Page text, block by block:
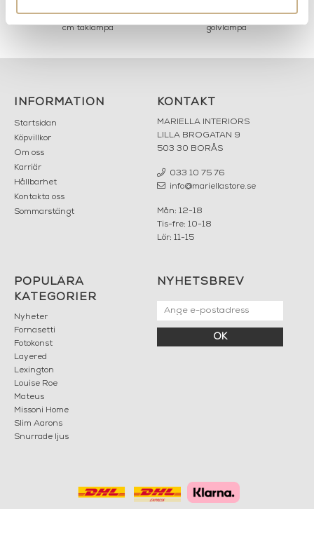
cm taklampa
golvlampa
INFORMATION
Startsidan
Köpvillkor
Om oss
Karriär
Hållbarhet
Kontakta oss
Sommarstängt
KONTAKT
MARIELLA INTERIORS
LILLA BROGATAN 9
503 30 BORÅS
033 10 75 76
info@mariellastore.se
Mån: 12-18
Tis-fre: 10-18
Lör: 11-15
POPULÄRA
KATEGORIER
Nyheter
Fornasetti
Fotokonst
Layered
Lexington
Louise Roe
Mateus
Missoni Home
Slim Aarons
Snurrade ljus
NYHETSBREV
OK